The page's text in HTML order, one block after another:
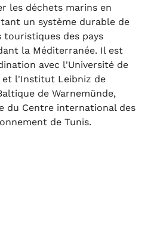
les déchets marins en
un système durable de
touristiques des pays
la Méditerranée. Il est
avec l'Université de
et l'Institut Leibniz de
de Warnemünde,
du Centre international des
de Tunis.